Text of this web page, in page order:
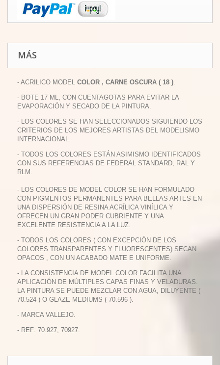
MÁS
- ACRILICO MODEL COLOR , CARNE OSCURA ( 18 ).
- BOTE 17 ML, CON CUENTAGOTAS PARA EVITAR LA
EVAPORACIÓN Y SECADO DE LA PINTURA.
- LOS COLORES SE HAN SELECCIONADOS SIGUIENDO LOS
CRITERIOS DE LOS MEJORES ARTISTAS DEL MODELISMO
INTERNACIONAL.
- TODOS LOS COLORES ESTÁN ASIMISMO IDENTIFICADOS
CON SUS REFERENCIAS DE FEDERAL STANDARD, RAL Y
RLM.
- LOS COLORES DE MODEL COLOR SE HAN FORMULADO
CON PIGMENTOS PERMANENTES PARA BELLAS ARTES EN
UNA DISPERSIÓN DE RESINA ACRÍLICA VINÍLICA Y
OFRECEN UN GRAN PODER CUBRIENTE Y UNA
EXCELENTE RESISTENCIA A LA LUZ.
- TODOS LOS COLORES ( CON EXCEPCIÓN DE LOS
COLORES TRANSPARENTES Y FLUORESCENTES) SECAN
OPACOS , CON UN ACABADO MATE E UNIFORME.
- LA CONSISTENCIA DE MODEL COLOR FACILITA UNA
APLICACIÓN DE MÚLTIPLES CAPAS FINAS Y VELADURAS.
LA PINTURA SE PUEDE MEZCLAR CON AGUA, DILUYENTE (
70.524 ) O GLAZE MEDIUMS ( 70.596 ).
- MARCA VALLEJO.
- REF: 70.927, 70927.